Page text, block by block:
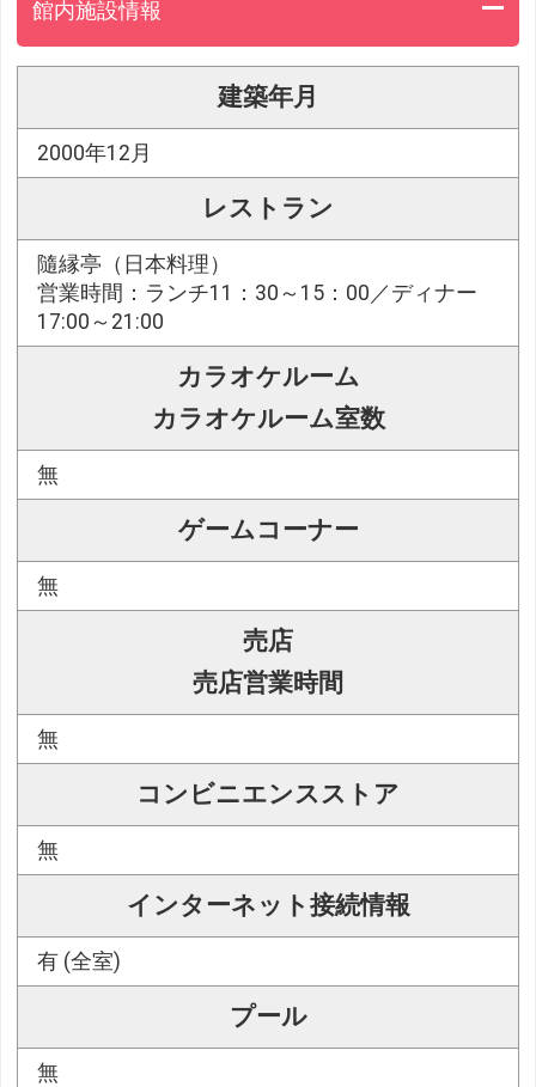
館内施設情報
建築年月
2000年12月
レストラン
隨縁亭（日本料理）
営業時間：ランチ11：30～15：00／ディナー
17:00～21:00
カラオケルーム
カラオケルーム室数
無
ゲームコーナー
無
売店
売店営業時間
無
コンビニエンスストア
無
インターネット接続情報
有 (全室)
プール
無